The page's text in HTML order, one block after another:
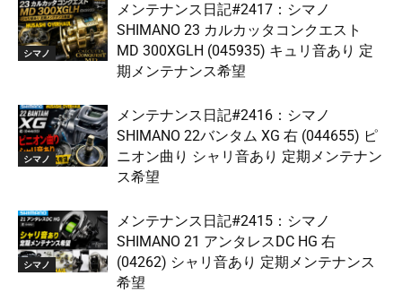
シマノ
メンテナンス日記#2417：シマノ
SHIMANO 23 カルカッタコンクエスト
MD 300XGLH (045935) キュリ音あり 定
期メンテナンス希望
シマノ
メンテナンス日記#2416：シマノ
SHIMANO 22バンタム XG 右 (044655) ピ
ニオン曲り シャリ音あり 定期メンテナン
ス希望
シマノ
メンテナンス日記#2415：シマノ
SHIMANO 21 アンタレスDC HG 右
(04262) シャリ音あり 定期メンテナンス
希望